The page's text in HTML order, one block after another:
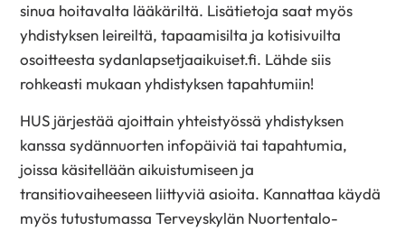
sinua hoitavalta lääkäriltä. Lisätietoja saat myös
yhdistyksen leireiltä, tapaamisilta ja kotisivuilta
osoitteesta sydanlapsetjaaikuiset.fi. Lähde siis
rohkeasti mukaan yhdistyksen tapahtumiin!
HUS järjestää ajoittain yhteistyössä yhdistyksen
kanssa sydännuorten infopäiviä tai tapahtumia,
joissa käsitellään aikuistumiseen ja
transitiovaiheeseen liittyviä asioita. Kannattaa käydä
myös tutustumassa Terveyskylän Nuortentalo-